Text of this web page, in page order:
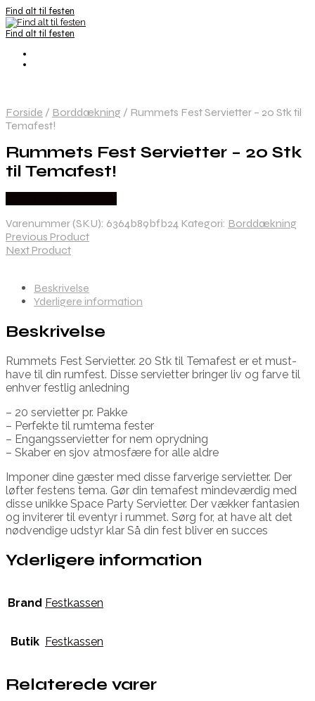
Find alt til festen
Find alt til festen
Forside / Borddækning / Rummets Fest Servietter – 20 Stk til
Temafest!
Rummets Fest Servietter – 20 Stk
til Temafest!
Varenummer (SKU): 6364b89bfb24 Kategori: Borddækning
Previous Product
Next Product
Beskrivelse
Yderligere information
Beskrivelse
Rummets Fest Servietter. 20 Stk til Temafest er et must-
have til din rumfest. Disse servietter bringer liv og farve til
enhver festlig anledning
– 20 servietter pr. Pakke
– Perfekte til rumtema fester
– Engangsservietter for nem oprydning
– Skaber en sjov atmosfære for alle aldre
Imponer dine gæster med disse farverige servietter. Der
løfter festens tema. Gør din temafest mindeværdig med
disse unikke Space Party Servietter. Der vækker fantasien
og inviterer til eventyr i rummet. Sørg for, at have alt det
nødvendige udstyr klar Så din fest bliver en succes
Yderligere information
Brand Festkassen
Butik Festkassen
Relaterede varer